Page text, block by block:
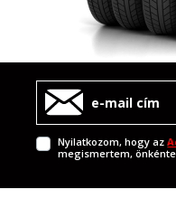
Nyilatkozom, hogy az
megismertem,